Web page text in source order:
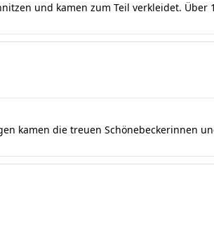
und kamen zum Teil verkleidet.
kamen die treuen Schönebeckerinnen